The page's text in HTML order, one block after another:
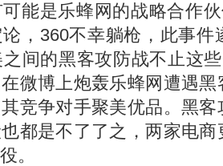
能是乐蜂网的战略合作
，360不幸躺枪，此事件
间的黑客攻防战不止这
微博上炮轰乐蜂网遭遇
竞争对手聚美优品。黑
都是不了了之，两家电
。